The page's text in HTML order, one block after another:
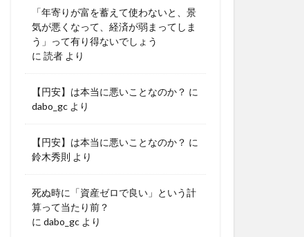
「年寄りが富を蓄えて使わないと、景
気が悪くなって、経済が弱まってしま
う」って有り得ないでしょう
に 読者 より
【円安】は本当に悪いことなのか？ に
dabo_gc より
【円安】は本当に悪いことなのか？ に
鈴木秀則 より
死ぬ時に「資産ゼロで良い」という計
算って当たり前？
に dabo_gc より